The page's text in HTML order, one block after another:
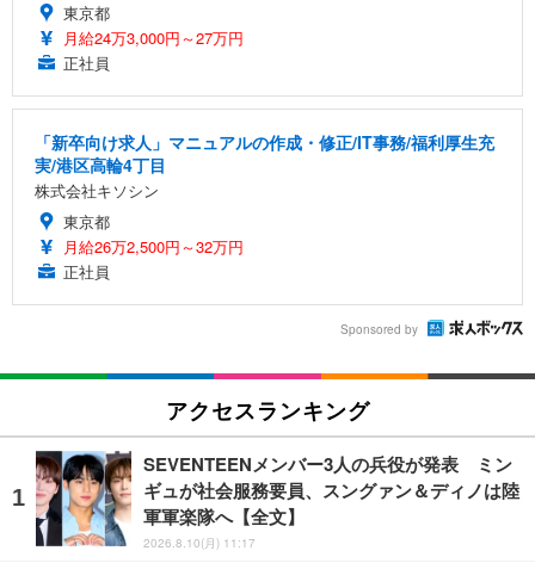
東京都
月給24万3,000円～27万円
正社員
「新卒向け求人」マニュアルの作成・修正/IT事務/福利厚生充
実/港区高輪4丁目
株式会社キソシン
東京都
月給26万2,500円～32万円
正社員
Sponsored by
アクセスランキング
SEVENTEENメンバー3人の兵役が発表 ミン
ギュが社会服務要員、スングァン＆ディノは陸
軍軍楽隊へ【全文】
2026.8.10(月) 11:17